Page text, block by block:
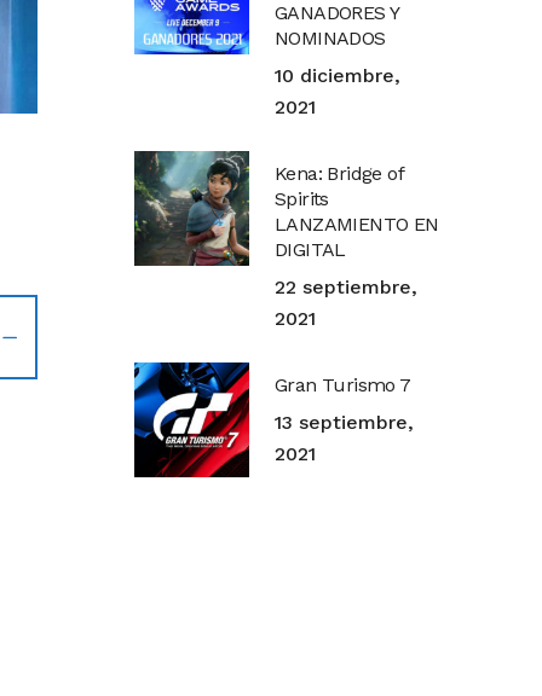
GANADORES Y
NOMINADOS
10 diciembre,
2021
Kena: Bridge of
Spirits
LANZAMIENTO EN
DIGITAL
22 septiembre,
2021
Gran Turismo 7
13 septiembre,
2021